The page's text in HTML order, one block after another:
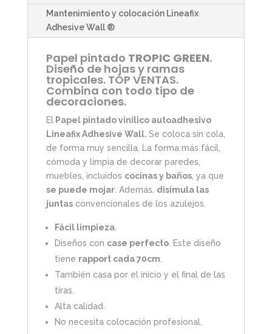
Mantenimiento y colocación Lineafix
Adhesive Wall ®
Papel pintado TROPIC GREEN.
Diseño de hojas y ramas
tropicales. TOP VENTAS.
Combina con todo tipo de
decoraciones.
El Papel pintado vinílico autoadhesivo
Lineafix Adhesive Wall. Se coloca sin cola,
de forma muy sencilla. La forma más fácil,
cómoda y limpia de decorar paredes,
muebles, incluidos cocinas y baños, ya que
se puede mojar. Además, disimula las
juntasconvencionales de los azulejos.
Fácil limpieza.
Diseños con case perfecto. Este diseño
tiene rapport cada 70cm
También casa por el inicio y el final de las
tiras.
Alta calidad.
No necesita colocación profesional.